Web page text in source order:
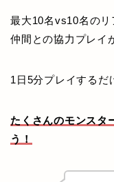
最大10名vs10名の
仲間との協力プレイ
1日5分プレイするだ
たくさんのモンスタ
う！